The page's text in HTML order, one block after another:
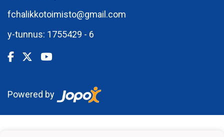
fchalikkotoimisto@gmail.com
y-tunnus: 1755429 - 6
Powered by